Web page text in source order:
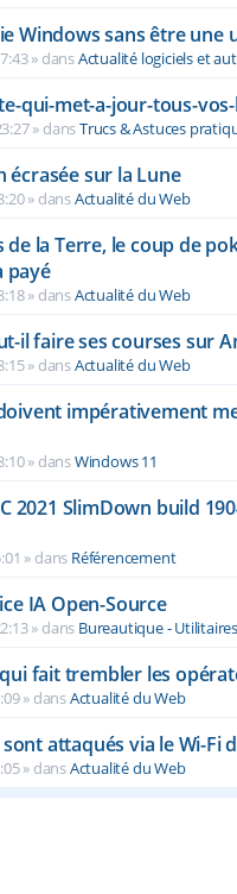
Windows sans être une
» dansActualité logiciels et
qui-met-a-jour-tous-
» dansTrucs & Astuces
écrasée sur la Lune
» dansActualité du Web
la Terre, le coup de
payé
» dansActualité du Web
il faire ses courses sur
» dansActualité du Web
impérativement
» dansWindows 11
2021 SlimDown build
» dans Référencement
IA Open-Source
» dans Bureautique - Utilitaires
fait trembler les
» dansActualité du Web
attaqués via le Wi-Fi
» dansActualité du Web